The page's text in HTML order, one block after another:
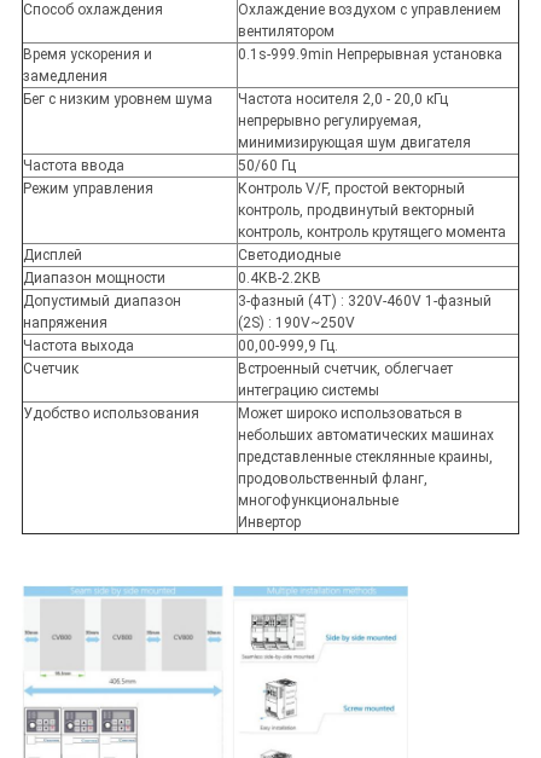
Способ охлаждения
Охлаждение воздухом с управлением
вентилятором
Время ускорения и
замедления
0.1s-999.9min Непрерывная установка
Бег с низким уровнем шума
Частота носителя 2,0 - 20,0 кГц
непрерывно регулируемая,
минимизирующая шум двигателя
Частота ввода
50/60 Гц
Режим управления
Контроль V/F, простой векторный
контроль, продвинутый векторный
контроль, контроль крутящего момента
Дисплей
Светодиодные
Диапазон мощности
0.4КВ-2.2КВ
Допустимый диапазон
напряжения
3-фазный (4T) : 320V-460V 1-фазный
(2S) : 190V~250V
Частота выхода
00,00-999,9 Гц.
Счетчик
Встроенный счетчик, облегчает
интеграцию системы
Удобство использования
Может широко использоваться в
небольших автоматических машинах
представленные стеклянные краины,
продовольственный фланг,
многофункциональные
Инвертор